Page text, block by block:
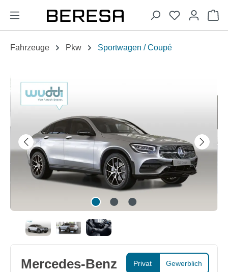
springen
Fahrzeuge Pkw Sportwagen / Coupé
Bildergalerie überspringen
Privat Gewerblich
Mercedes-Benz